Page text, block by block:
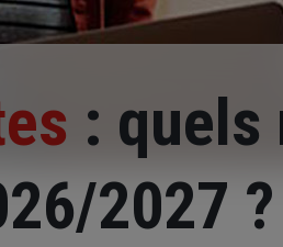
: quels
2027 ?